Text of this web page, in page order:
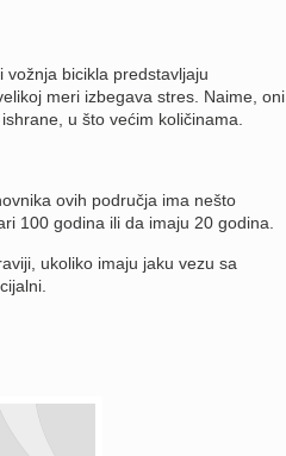
bicikla predstavljaju
meri izbegava stres. Naime, oni
u što većim količinama.
ovih područja ima nešto
100 godina ili da imaju 20 godina.
ukoliko imaju jaku vezu sa